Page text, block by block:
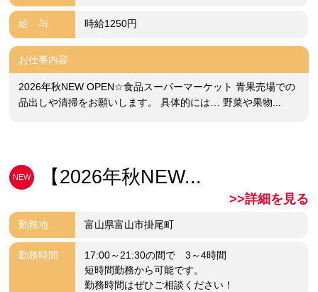
給 与 時給1250円
お仕事内容
2026年秋NEW OPEN☆食品スーパーマーケット 青果売場での
品出しや清掃をお願いします。 具体的には… 野菜や果物...
NEW 【2026年秋NEW...
>>詳細を見る
勤務地 富山県富山市掛尾町
勤務時間
17:00～21:30の間で 3～4時間
短時間勤務から可能です。
勤務時間はぜひご相談ください！